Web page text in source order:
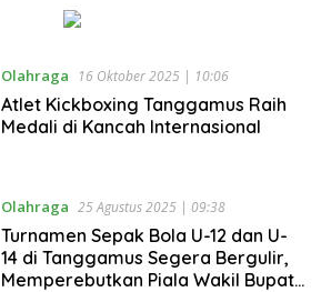
Olahraga 16 Oktober 2025 | 10:06
Atlet Kickboxing Tanggamus Raih
Medali di Kancah Internasional
Olahraga 25 Agustus 2025 | 09:38
Turnamen Sepak Bola U-12 dan U-
14 di Tanggamus Segera Bergulir,
Memperebutkan Piala Wakil Bupati